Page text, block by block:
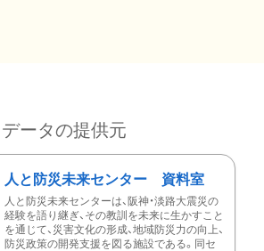
データの提供元
人と防災未来センター 資料室
人と防災未来センターは、阪神・淡路大震災の
経験を語り継ぎ、その教訓を未来に生かすこと
を通じて、災害文化の形成、地域防災力の向上、
防災政策の開発支援を図る施設である。同セ